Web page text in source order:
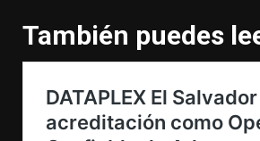
También puedes